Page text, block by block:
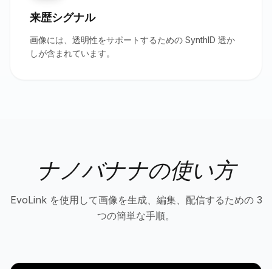
来歴シグナル
画像には、透明性をサポートするための SynthID 透か
しが含まれています。
ナノバナナの使い方
EvoLink を使用して画像を生成、編集、配信するための 3
つの簡単な手順。